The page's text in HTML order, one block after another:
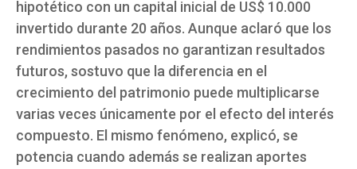
hipotético con un capital inicial de US$ 10.000
invertido durante 20 años. Aunque aclaró que los
rendimientos pasados no garantizan resultados
futuros, sostuvo que la diferencia en el
crecimiento del patrimonio puede multiplicarse
varias veces únicamente por el efecto del interés
compuesto. El mismo fenómeno, explicó, se
potencia cuando además se realizan aportes